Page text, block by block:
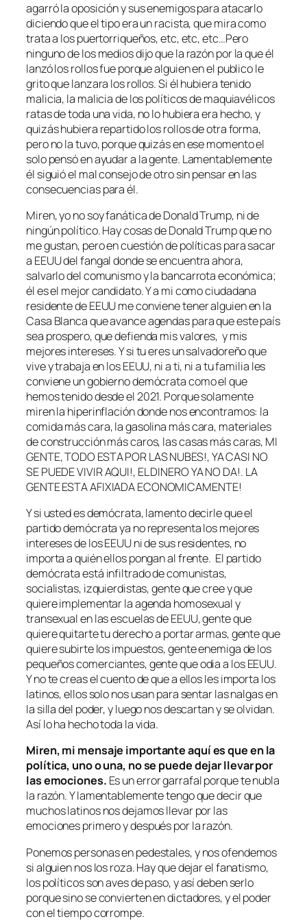
agarró la oposición y sus enemigos para atacarlo
diciendo que el tipo era un racista, que mira como
trata a los puertorriqueños, etc, etc, etc…Pero
ninguno de los medios dijo que la razón por la que él
lanzó los rollos fue porque alguien en el publico le
grito que lanzara los rollos. Si él hubiera tenido
malicia, la malicia de los políticos de maquiavélicos
ratas de toda una vida, no lo hubiera era hecho, y
quizás hubiera repartido los rollos de otra forma,
pero no la tuvo, porque quizás en ese momento el
solo pensó en ayudar a la gente. Lamentablemente
él siguió el mal consejo de otro sin pensar en las
consecuencias para él.
Miren, yo no soy fanática de Donald Trump, ni de
ningún político. Hay cosas de Donald Trump que no
me gustan, pero en cuestión de políticas para sacar
a EEUU del fangal donde se encuentra ahora,
salvarlo del comunismo y la bancarrota económica;
él es el mejor candidato. Y a mi como ciudadana
residente de EEUU me conviene tener alguien en la
Casa Blanca que avance agendas para que este país
sea prospero, que defienda mis valores, y mis
mejores intereses. Y si tu eres un salvadoreño que
vive y trabaja en los EEUU, ni a ti, ni a tu familia les
conviene un gobierno demócrata como el que
hemos tenido desde el 2021. Porque solamente
miren la hiperinflación donde nos encontramos: la
comida más cara, la gasolina más cara, materiales
de construcción más caros, las casas más caras, MI
GENTE, TODO ESTA POR LAS NUBES!, YA CASI NO
SE PUEDE VIVIR AQUI!, EL DINERO YA NO DA!. LA
GENTE ESTA AFIXIADA ECONOMICAMENTE!
Y si usted es demócrata, lamento decirle que el
partido demócrata ya no representa los mejores
intereses de los EEUU ni de sus residentes, no
importa a quién ellos pongan al frente. El partido
demócrata está infiltrado de comunistas,
socialistas, izquierdistas, gente que cree y que
quiere implementar la agenda homosexual y
transexual en las escuelas de EEUU, gente que
quiere quitarte tu derecho a portar armas, gente que
quiere subirte los impuestos, gente enemiga de los
pequeños comerciantes, gente que odia a los EEUU.
Y no te creas el cuento de que a ellos les importa los
latinos, ellos solo nos usan para sentar las nalgas en
la silla del poder, y luego nos descartan y se olvidan.
Así lo ha hecho toda la vida.
Miren, mi mensaje importante aquí es que en la
política, uno o una, no se puede dejar llevar por
las emociones. Es un error garrafal porque te nubla
la razón. Y lamentablemente tengo que decir que
muchos latinos nos dejamos llevar por las
emociones primero y después por la razón.
Ponemos personas en pedestales, y nos ofendemos
si alguien nos los roza. Hay que dejar el fanatismo,
los políticos son aves de paso, y así deben serlo
porque sino se convierten en dictadores, y el poder
con el tiempo corrompe.